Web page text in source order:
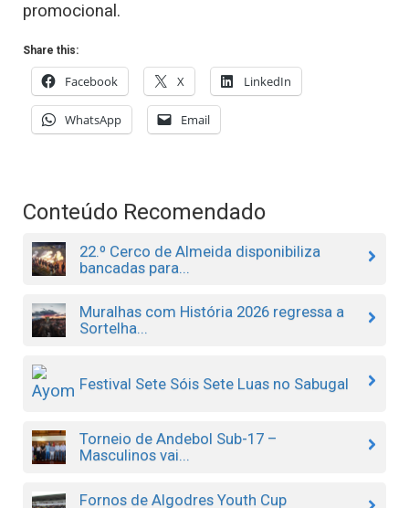
promocional.
Share this:
Facebook X LinkedIn
WhatsApp Email
Conteúdo Recomendado
22.º Cerco de Almeida disponibiliza
bancadas para...
Muralhas com História 2026 regressa a
Sortelha...
Festival Sete Sóis Sete Luas no Sabugal
Torneio de Andebol Sub-17 –
Masculinos vai...
Fornos de Algodres Youth Cup